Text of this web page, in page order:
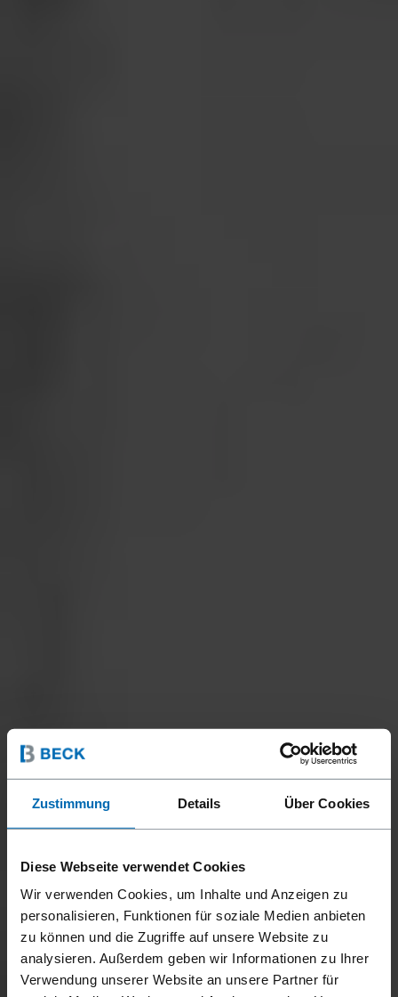
Zustimmung Details Über Cookies
Diese Webseite verwendet Cookies
Wir verwenden Cookies, um Inhalte und Anzeigen zu
personalisieren, Funktionen für soziale Medien anbieten
zu können und die Zugriffe auf unsere Website zu
analysieren. Außerdem geben wir Informationen zu Ihrer
Verwendung unserer Website an unsere Partner für